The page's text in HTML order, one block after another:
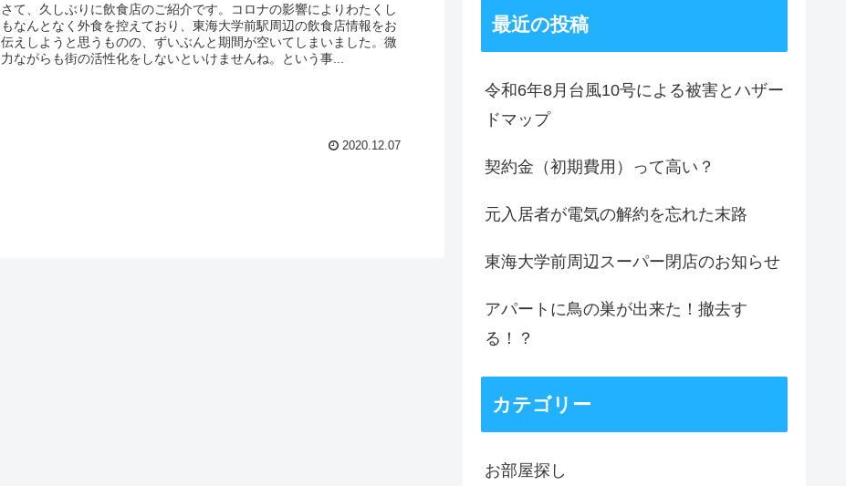
さて、久しぶりに飲食店のご紹介です。コロナの影響によりわたくし
もなんとなく外食を控えており、東海大学前駅周辺の飲食店情報をお
伝えしようと思うものの、ずいぶんと期間が空いてしまいました。微
力ながらも街の活性化をしないといけませんね。という事...
2020.12.07
最近の投稿
令和6年8月台風10号による被害とハザー
ドマップ
契約金（初期費用）って高い？
元入居者が電気の解約を忘れた末路
東海大学前周辺スーパー閉店のお知らせ
アパートに鳥の巣が出来た！撤去す
る！？
カテゴリー
お部屋探し